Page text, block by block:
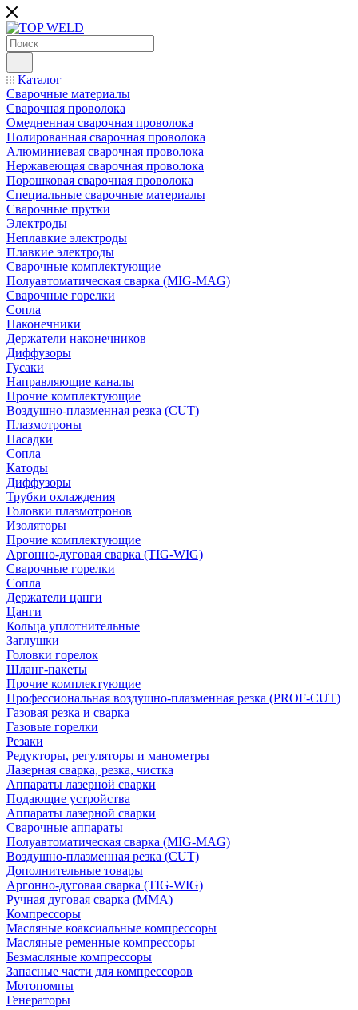
Каталог
Сварочные материалы
Сварочная проволока
Омедненная сварочная проволока
Полированная сварочная проволока
Алюминиевая сварочная проволока
Нержавеющая сварочная проволока
Порошковая сварочная проволока
Специальные сварочные материалы
Сварочные прутки
Электроды
Неплавкие электроды
Плавкие электроды
Сварочные комплектующие
Полуавтоматическая сварка (MIG-MAG)
Сварочные горелки
Сопла
Наконечники
Держатели наконечников
Диффузоры
Гусаки
Направляющие каналы
Прочие комплектующие
Воздушно-плазменная резка (CUT)
Плазмотроны
Насадки
Сопла
Катоды
Диффузоры
Трубки охлаждения
Головки плазмотронов
Изоляторы
Прочие комплектующие
Аргонно-дуговая сварка (TIG-WIG)
Сварочные горелки
Сопла
Держатели цанги
Цанги
Кольца уплотнительные
Заглушки
Головки горелок
Шланг-пакеты
Прочие комплектующие
Профессиональная воздушно-плазменная резка (PROF-CUT)
Газовая резка и сварка
Газовые горелки
Резаки
Редукторы, регуляторы и манометры
Лазерная сварка, резка, чистка
Аппараты лазерной сварки
Подающие устройства
Аппараты лазерной сварки
Сварочные аппараты
Полуавтоматическая сварка (MIG-MAG)
Воздушно-плазменная резка (CUT)
Дополнительные товары
Аргонно-дуговая сварка (TIG-WIG)
Ручная дуговая сварка (MMA)
Компрессоры
Масляные коаксиальные компрессоры
Масляные ременные компрессоры
Безмасляные компрессоры
Запасные части для компрессоров
Мотопомпы
Генераторы